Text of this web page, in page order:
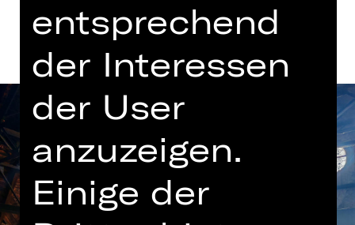
entsprechend
der Interessen
der User
anzuzeigen.
Einige der